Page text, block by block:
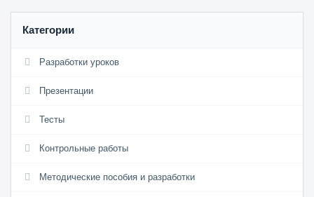
Категории
Разработки уроков
Презентации
Тесты
Контрольные работы
Методические пособия и разработки